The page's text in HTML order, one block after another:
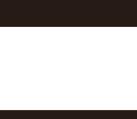
Pop?
Pop?